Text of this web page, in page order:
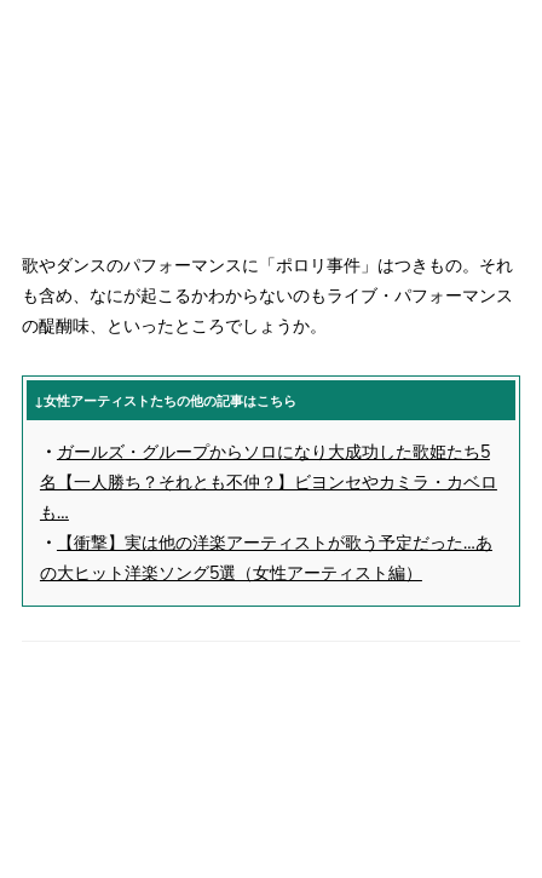
歌やダンスのパフォーマンスに「ポロリ事件」はつきもの。それ
も含め、なにが起こるかわからないのもライブ・パフォーマンス
の醍醐味、といったところでしょうか。
↓女性アーティストたちの他の記事はこちら
・ ガールズ・グループからソロになり大成功した歌姫たち5
名【一人勝ち？それとも不仲？】ビヨンセやカミラ・カベロ
も…
・
【衝撃】実は他の洋楽アーティストが歌う予定だった…あ
の大ヒット洋楽ソング5選（女性アーティスト編）